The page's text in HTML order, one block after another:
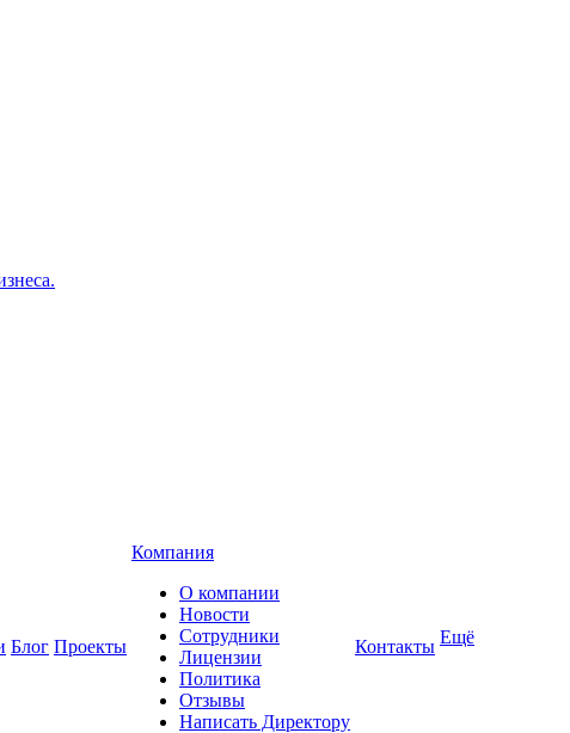
Блог Проекты
Компания
О компании
Новости
Сотрудники
Лицензии
Политика
Отзывы
Написать Директору
Контакты Ещё